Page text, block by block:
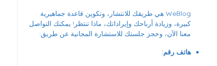
WeBlog هي طريقك للانتشار، وتكوين قاعدة جماهيرية
كبيرة، وزيادة أرباحك وإيراداتك، ماذا تنتظر! يمكنك التواصل
معنا الآن، وحجز جلستك للاستشارة المجانية عن طريق:
هاتف رقم: